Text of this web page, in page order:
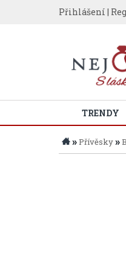
Přihlášení |
TRENDY
»Přívěsky»